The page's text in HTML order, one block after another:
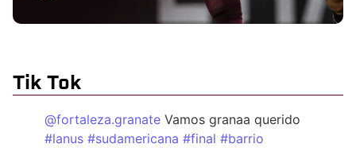
Tik Tok
@fortaleza.granate Vamos granaa querido
#lanus #sudamericana #final #barrio